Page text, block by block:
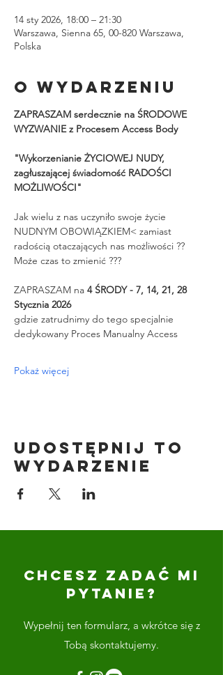
14 sty 2026, 18:00 – 21:30
Warszawa, Sienna 65, 00-820 Warszawa,
Polska
O wydarzeniu
ZAPRASZAM serdecznie na ŚRODOWE
WYZWANIE z Procesem Access Body
"Wykorzenianie ŻYCIOWEJ NUDY,
zagłuszającej świadomość RADOŚCI
MOŻLIWOŚCI"
Jak wielu z nas uczyniło swoje życie
NUDNYM OBOWIĄZKIEM< zamiast
radością otaczających nas możliwości ??
Może czas to zmienić ???
ZAPRASZAM na 4 ŚRODY - 7, 14, 21, 28
Stycznia 2026
gdzie zatrudnimy do tego specjalnie
dedykowany Proces Manualny Access
Pokaż więcej
Udostępnij to
wydarzenie
CHCESZ ZADAĆ MI
PYTANIE?
Wypełnij ten formularz, a wkrótce się z
Tobą skontaktujemy.